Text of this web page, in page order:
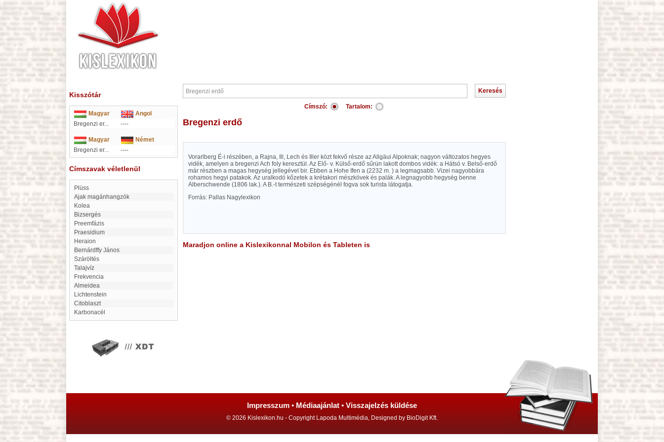
Kisszótár
Magyar
Angol
Bregenzi er...
----
Magyar
Német
Bregenzi er...
----
Címszavak véletlenül
Plüss
ajak magánhangzók
Kolea
Bizsergés
preemfázis
Praesidium
Heraion
Bernárdffy János
Száröltés
talajvíz
frekvencia
Almeidea
Lichtenstein
citoblaszt
karbonacél
Címszó: Tartalom:
Bregenzi erdő
Vorarlberg É-i részében, a Rajna, Ill, Lech és Iller közt fekvő része az Allgäui Alpoknak; nagyon változatos hegyes
vidék, amelyen a bregenzi Ach foly keresztül. Az Elő- v. Külső-erdő sűrün lakott dombos vidék: a Hátsó v. Belső-erdő
már részben a magas hegység jellegével bir. Ebben a Hohe Ifen a (2232 m. ) a legmagsabb. Vizei nagyobbára
rohamos hegyi patakok. Az uralkodó kőzetek a krétakori mészkövek és palák. A legnagyobb hegység benne
Alberschwende (1806 lak.). A B.-t természeti szépségénél fogva sok turista látogatja.
Forrás: Pallas Nagylexikon
Maradjon online a Kislexikonnal Mobilon és Tableten is
Impresszum • Médiaajánlat • Visszajelzés küldése
© 2026 Kislexikon.hu - Copyright Lapoda Multimédia, Designed by BioDigit Kft.